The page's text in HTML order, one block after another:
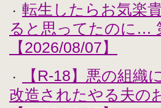
・
転生したらお気楽
ると思ってたのに…
【2026/08/07】
・
【R-18】悪の組織
改造されたやる夫の